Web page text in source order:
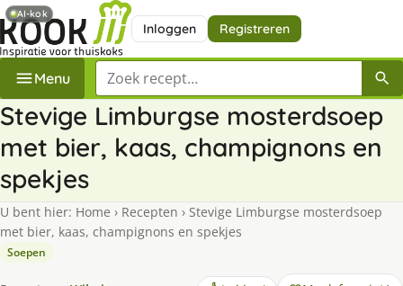
Inloggen Registreren
Menu Zoek een recept
Stevige Limburgse mosterdsoep
met bier, kaas, champignons en
spekjes
U bent hier: Home › Recepten › Stevige Limburgse mosterdsoep
met bier, kaas, champignons en spekjes
Soepen
AI-kok